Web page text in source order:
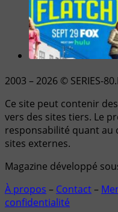
2003 – 2026 © SERIES-
Ce site peut contenir
vers des sites tiers. Le
responsabilité quant au
sites externes.
Magazine développé
À propos – Contact–
confidentialité